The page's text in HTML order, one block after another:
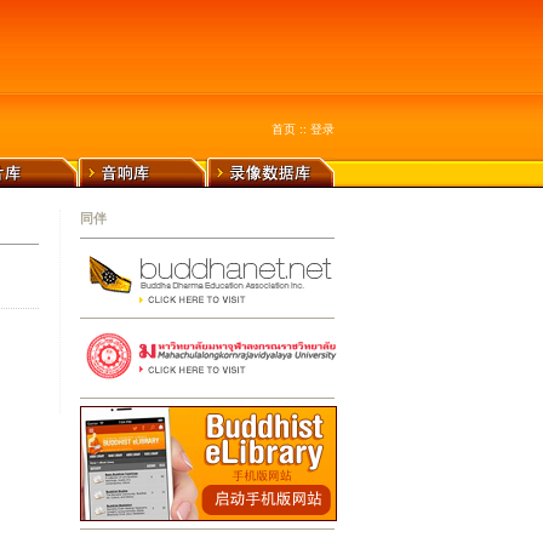
首页 :: 登录
同伴